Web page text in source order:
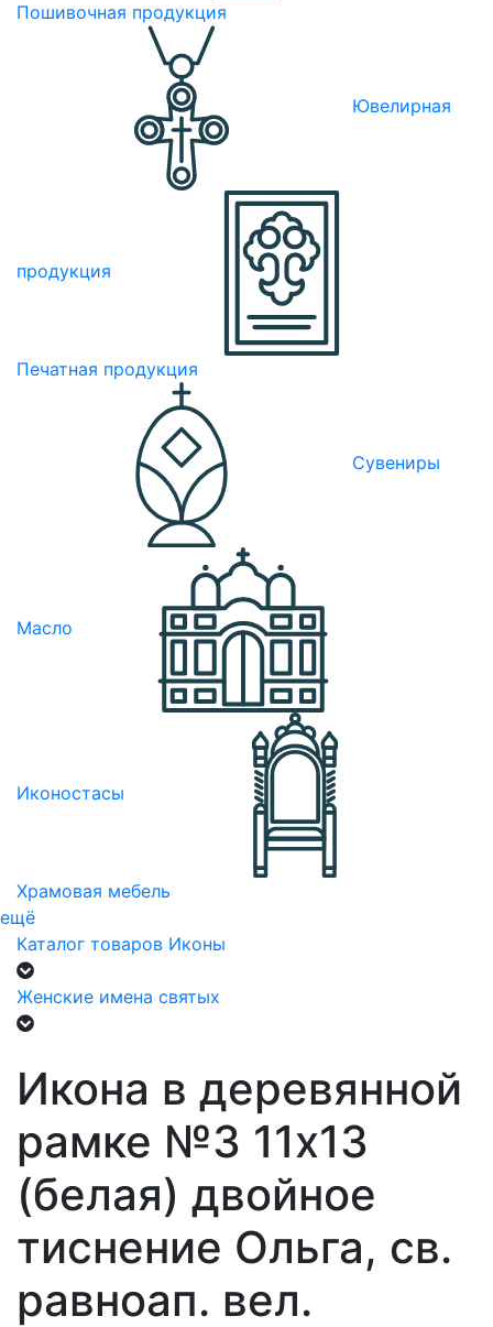
Пошивочная продукция
Ювелирная
продукция
Печатная продукция
Сувениры
Масло
Иконостасы
Храмовая мебель
ещё
Каталог товаров Иконы
Женские имена святых
Икона в деревянной
рамке №3 11х13
(белая) двойное
тиснение Ольга, св.
равноап. вел.